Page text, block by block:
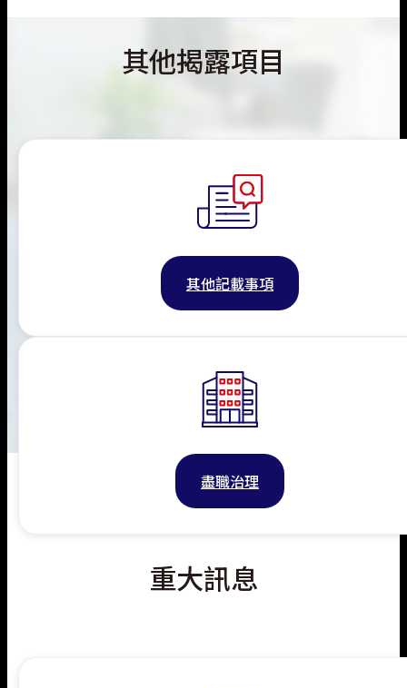
其他揭露項目
其他記載事項
盡職治理
重大訊息